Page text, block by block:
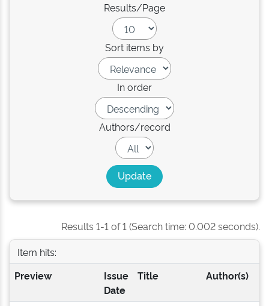
Results/Page
Sort items by
In order
Authors/record
Results 1-1 of 1 (Search time: 0.002 seconds).
Item hits:
Preview
Issue
Date
Title Author(s)